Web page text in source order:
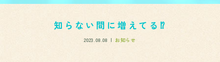
知らない間に増えてる⁉️
2023.08.08 お知らせ